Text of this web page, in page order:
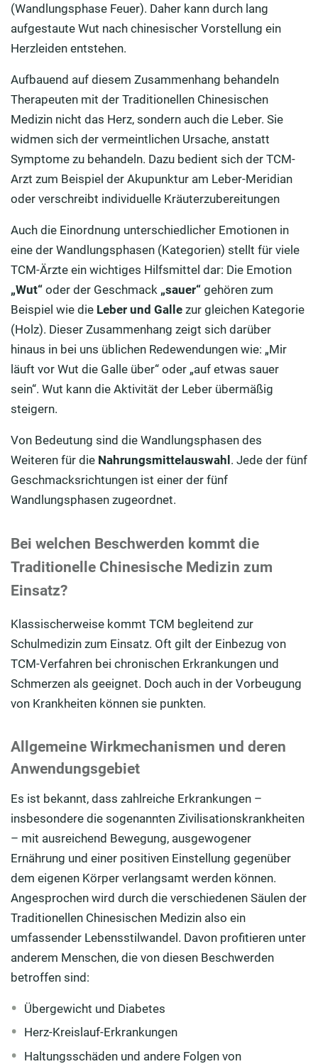
(Wandlungsphase Feuer). Daher kann durch lang
aufgestaute Wut nach chinesischer Vorstellung ein
Herzleiden entstehen.
Aufbauend auf diesem Zusammenhang behandeln
Therapeuten mit der Traditionellen Chinesischen
Medizin nicht das Herz, sondern auch die Leber. Sie
widmen sich der vermeintlichen Ursache, anstatt
Symptome zu behandeln. Dazu bedient sich der TCM-
Arzt zum Beispiel der Akupunktur am Leber-Meridian
oder verschreibt individuelle Kräuterzubereitungen
Auch die Einordnung unterschiedlicher Emotionen in
eine der Wandlungsphasen (Kategorien) stellt für viele
TCM-Ärzte ein wichtiges Hilfsmittel dar: Die Emotion
„Wut“ oder der Geschmack „sauer“ gehören zum
Beispiel wie die Leber und Galle zur gleichen Kategorie
(Holz). Dieser Zusammenhang zeigt sich darüber
hinaus in bei uns üblichen Redewendungen wie: „Mir
läuft vor Wut die Galle über“ oder „auf etwas sauer
sein“. Wut kann die Aktivität der Leber übermäßig
steigern.
Von Bedeutung sind die Wandlungsphasen des
Weiteren für die Nahrungsmittelauswahl. Jede der fünf
Geschmacksrichtungen ist einer der fünf
Wandlungsphasen zugeordnet.
Bei welchen Beschwerden kommt die
Traditionelle Chinesische Medizin zum
Einsatz?
Klassischerweise kommt TCM begleitend zur
Schulmedizin zum Einsatz. Oft gilt der Einbezug von
TCM-Verfahren bei chronischen Erkrankungen und
Schmerzen als geeignet. Doch auch in der Vorbeugung
von Krankheiten können sie punkten.
Allgemeine Wirkmechanismen und deren
Anwendungsgebiet
Es ist bekannt, dass zahlreiche Erkrankungen –
insbesondere die sogenannten Zivilisationskrankheiten
– mit ausreichend Bewegung, ausgewogener
Ernährung und einer positiven Einstellung gegenüber
dem eigenen Körper verlangsamt werden können.
Angesprochen wird durch die verschiedenen Säulen der
Traditionellen Chinesischen Medizin also ein
umfassender Lebensstilwandel. Davon profitieren unter
anderem Menschen, die von diesen Beschwerden
betroffen sind:
Übergewicht und Diabetes
Herz-Kreislauf-Erkrankungen
Haltungsschäden und andere Folgen von